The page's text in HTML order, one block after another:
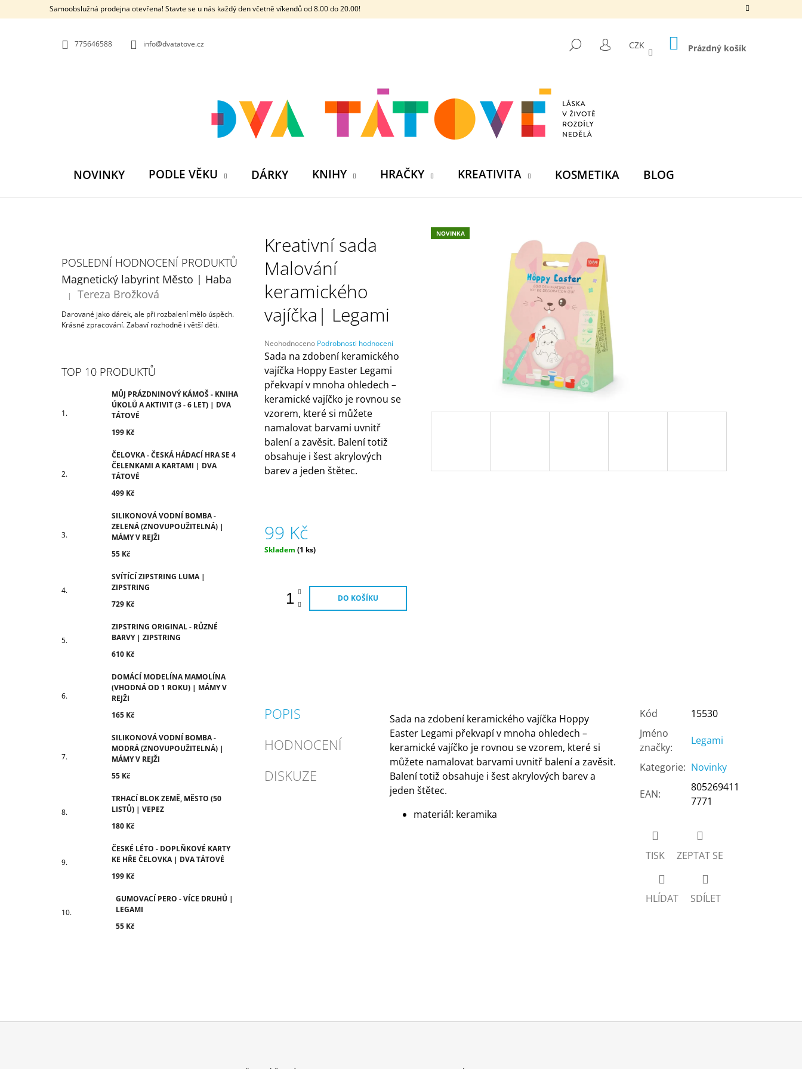
Samoobslužná prodejna otevřena! Stavte se u nás každý den včetně víkendů od 8.00 do 20.00!
775646588 info@dvatatove.cz HLEDAT
PŘIHLÁŠENÍ
CZK NÁKUPNÍ
KOŠÍK
Prázdný košík
NOVINKY PODLE VĚKU DÁRKY KNIHY HRAČKY KREATIVITA KOSMETIKA BLOG
POSLEDNÍ HODNOCENÍ PRODUKTŮ
Magnetický labyrint Město | Haba
Hodnocení produktu je 5 z 5 hvězdiček.
| Tereza Brožková
Darované jako dárek, ale při rozbalení mělo úspěch.
Krásné zpracování. Zabaví rozhodně i větší děti.
TOP 10 PRODUKTŮ
MŮJ PRÁZDNINOVÝ KÁMOŠ - KNIHA
ÚKOLŮ A AKTIVIT (3 - 6 LET) | DVA
TÁTOVÉ
199 Kč
ČELOVKA - ČESKÁ HÁDACÍ HRA SE 4
ČELENKAMI A KARTAMI | DVA
TÁTOVÉ
499 Kč
SILIKONOVÁ VODNÍ BOMBA -
ZELENÁ (ZNOVUPOUŽITELNÁ) |
MÁMY V REJŽI
55 Kč
SVÍTÍCÍ ZIPSTRING LUMA |
ZIPSTRING
729 Kč
ZIPSTRING ORIGINAL - RŮZNÉ
BARVY | ZIPSTRING
610 Kč
DOMÁCÍ MODELÍNA MAMOLÍNA
(VHODNÁ OD 1 ROKU) | MÁMY V
REJŽI
165 Kč
SILIKONOVÁ VODNÍ BOMBA -
MODRÁ (ZNOVUPOUŽITELNÁ) |
MÁMY V REJŽI
55 Kč
TRHACÍ BLOK ZEMĚ, MĚSTO (50
LISTŮ) | VEPEZ
180 Kč
ČESKÉ LÉTO - DOPLŇKOVÉ KARTY
KE HŘE ČELOVKA | DVA TÁTOVÉ
199 Kč
GUMOVACÍ PERO - VÍCE DRUHŮ |
LEGAMI
55 Kč
Kreativní sada
Malování
keramického
vajíčka| Legami
Průměrné
hodnocení
produktu
je
0,0
z
hvězdiček.
Neohodnoceno Podrobnosti hodnocení
NOVINKA
Sada na zdobení keramického
vajíčka Hoppy Easter Legami
překvapí v mnoha ohledech –
keramické vajíčko je rovnou se
vzorem, které si můžete
namalovat barvami uvnitř
balení a zavěsit. Balení totiž
obsahuje i šest akrylových
barev a jeden štětec.
99 Kč
Měrná
Skladem (1 ks)
DO KOŠÍKU
POPIS
HODNOCENÍ
DISKUZE
Sada na zdobení keramického vajíčka Hoppy
Easter Legami překvapí v mnoha ohledech –
keramické vajíčko je rovnou se vzorem, které si
můžete namalovat barvami uvnitř balení a zavěsit.
Balení totiž obsahuje i šest akrylových barev a
jeden štětec.
materiál: keramika
Kód
15530
Jméno
značky:
Legami
Kategorie: Novinky
EAN:
805269411
7771
TISK ZEPTAT SE
HLÍDAT SDÍLET
O
HLEDAT
MŮJ PRÁZDNINOVÝ KÁMOŠ - KNIHA
ÚKOLŮ A AKTIVIT (3 - 6 LET) | DVA
TÁTOVÉ
199 Kč
ČELOVKA - ČESKÁ HÁDACÍ HRA SE 4
ČELENKAMI A KARTAMI | DVA TÁTOVÉ
499 Kč
SILIKONOVÁ VODNÍ BOMBA - ZELENÁ
(ZNOVUPOUŽITELNÁ) | MÁMY V REJŽI